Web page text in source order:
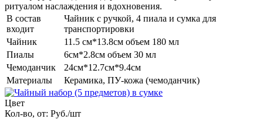
ритуалом наслаждения и вдохновения.
В состав
входит
Чайник с ручкой, 4 пиала и сумка для
транспортировки
Чайник
11.5 см*13.8см объем 180 мл
Пиалы
6см*2.8см объем 30 мл
Чемоданчик
24см*12.7см*9.4см
Материалы
Керамика, ПУ-кожа (чемоданчик)
Цвет
Кол-во, от: Руб./шт